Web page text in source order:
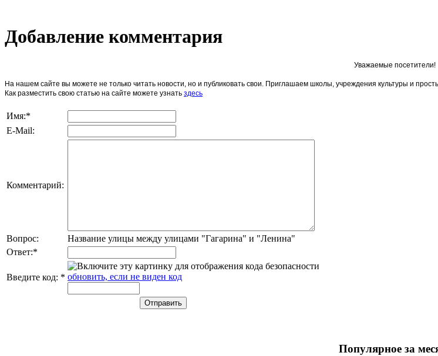
Добавление комментария
Уважаемые посетители!
На нашем сайте вы можете не только читать новости, но и публиковать свои. Приглашаем школы, учреждения культуры и
Как разместить свою статью на сайте можете узнать здесь
Имя:*
E-Mail:
Комментарий:
Вопрос:
Название улицы между улицами "Гагарина" и "Ленина"
Ответ:*
Введите код: * обновить, если не виден код
Популярное за